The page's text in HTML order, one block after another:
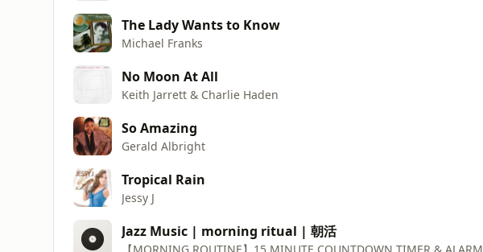
The Lady Wants to Know
Michael Franks
No Moon At All
Keith Jarrett & Charlie Haden
So Amazing
Gerald Albright
Tropical Rain
Jessy J
Jazz Music | morning ritual | 朝活
【MORNING ROUTINE】15 MINUTE COUNTDOWN TIMER & ALARM